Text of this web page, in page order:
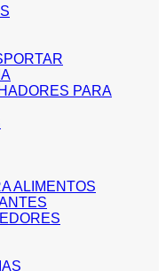
PARA
ALIMENTOS